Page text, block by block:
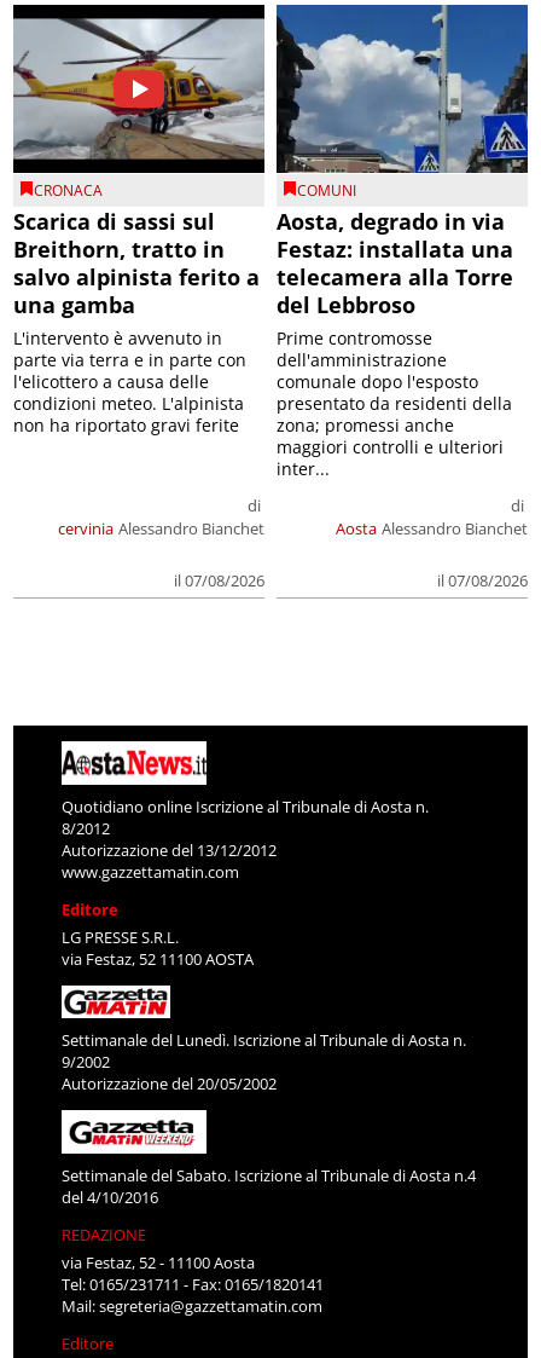
CRONACA
Scarica di sassi sul
Breithorn, tratto in
salvo alpinista ferito a
una gamba
cervinia
di
Alessandro Bianchet
il 07/08/2026
L'intervento è avvenuto in
parte via terra e in parte con
l'elicottero a causa delle
condizioni meteo. L'alpinista
non ha riportato gravi ferite
COMUNI
Aosta, degrado in via
Festaz: installata una
telecamera alla Torre
del Lebbroso
Aosta
di
Alessandro Bianchet
il 07/08/2026
Prime contromosse
dell'amministrazione
comunale dopo l'esposto
presentato da residenti della
zona; promessi anche
maggiori controlli e ulteriori
inter...
Quotidiano online Iscrizione al Tribunale di Aosta n.
8/2012
Autorizzazione del 13/12/2012
www.gazzettamatin.com
Editore
LG PRESSE S.R.L.
via Festaz, 52 11100 AOSTA
Settimanale del Lunedì. Iscrizione al Tribunale di Aosta n.
9/2002
Autorizzazione del 20/05/2002
Settimanale del Sabato. Iscrizione al Tribunale di Aosta n.4
del 4/10/2016
REDAZIONE
via Festaz, 52 - 11100 Aosta
Tel: 0165/231711 - Fax: 0165/1820141
Mail:segreteria@gazzettamatin.com
Editore